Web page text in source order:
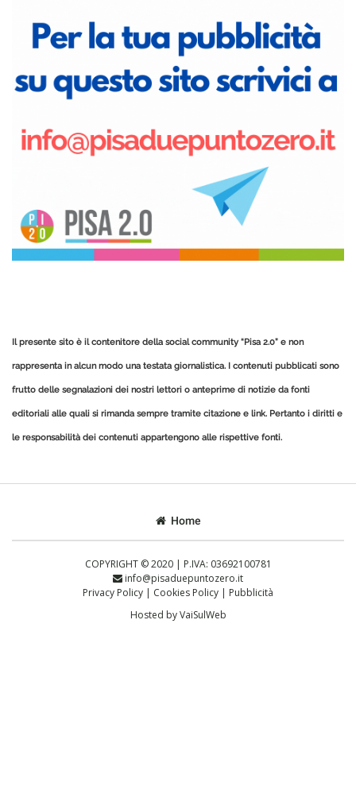
Il presente sito è il contenitore della social community “Pisa 2.0” e non
rappresenta in alcun modo una testata giornalistica. I contenuti pubblicati sono
frutto delle segnalazioni dei nostri lettori o anteprime di notizie da fonti
editoriali alle quali si rimanda sempre tramite citazione e link. Pertanto i diritti e
le responsabilità dei contenuti appartengono alle rispettive fonti.
Home
COPYRIGHT © 2020 | P.IVA: 03692100781
info@pisaduepuntozero.it
Privacy Policy | Cookies Policy | Pubblicità
Hosted byVaiSulWeb